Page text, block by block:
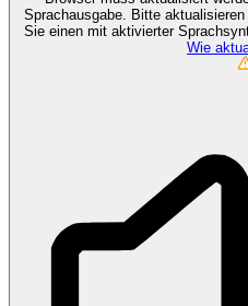
Sprachausgabe. Bitte
Sie einen mit aktivierter
Wie